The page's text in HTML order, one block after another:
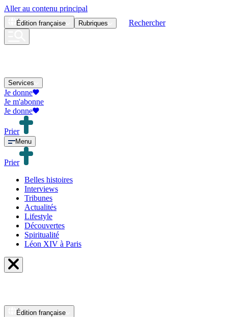
Aller au contenu principal
Édition française Rubriques Rechercher
Services
Je donne
Je m'abonne
Je donne
Prier
Menu
Prier
Belles histoires
Interviews
Tribunes
Actualités
Lifestyle
Découvertes
Spiritualité
Léon XIV à Paris
Édition française